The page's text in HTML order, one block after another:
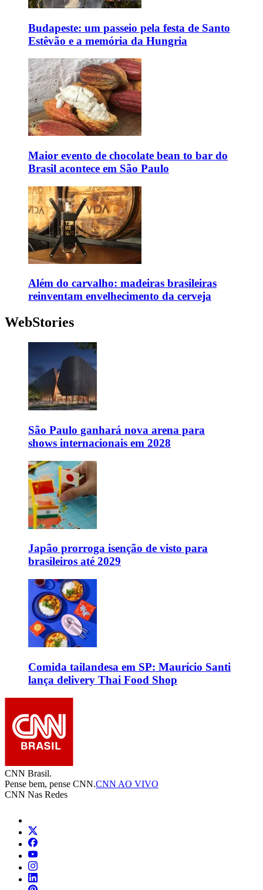
Budapeste: um passeio pela festa de Santo
Estêvão e a memória da Hungria
Maior evento de chocolate bean to bar do
Brasil acontece em São Paulo
Além do carvalho: madeiras brasileiras
reinventam envelhecimento da cerveja
WebStories
São Paulo ganhará nova arena para
shows internacionais em 2028
Japão prorroga isenção de visto para
brasileiros até 2029
Comida tailandesa em SP: Maurício Santi
lança delivery Thai Food Shop
CNN Brasil.
Pense bem, pense CNN.CNN AO VIVO
CNN Nas Redes